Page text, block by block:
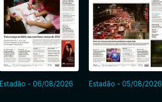
Estadão - 06/08/2026 Estadão - 05/08/2026